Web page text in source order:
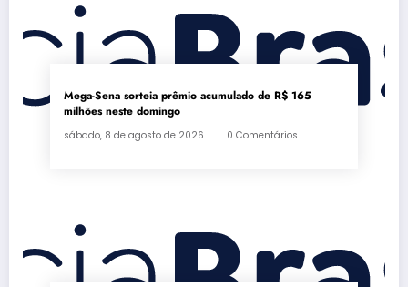
Mega-Sena sorteia prêmio acumulado de R$ 165
milhões neste domingo
sábado, 8 de agosto de 2026 0 Comentários